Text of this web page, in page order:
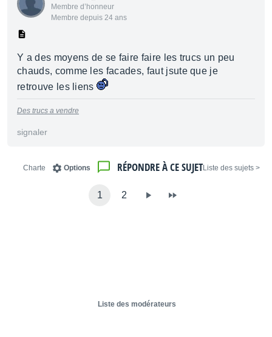
Membre d’honneur
Membre depuis 24 ans
Y a des moyens de se faire faire les trucs un peu
chauds, comme les facades, faut jsute que je
retrouve les liens
Des trucs a vendre
signaler
< Liste des sujets
RÉPONDRE À CE SUJET
Options
Charte
1 2
Liste des modérateurs